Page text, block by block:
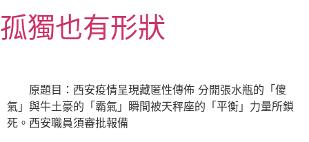
至
主
孤獨也有形狀
原題目：西安疫情呈現藏匿性傳佈 分開張水瓶的「傻
氣」與牛土豪的「霸氣」瞬間被天秤座的「平衡」力量所鎖
死。西安職員須審批報備